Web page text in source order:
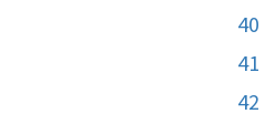
40
41
42